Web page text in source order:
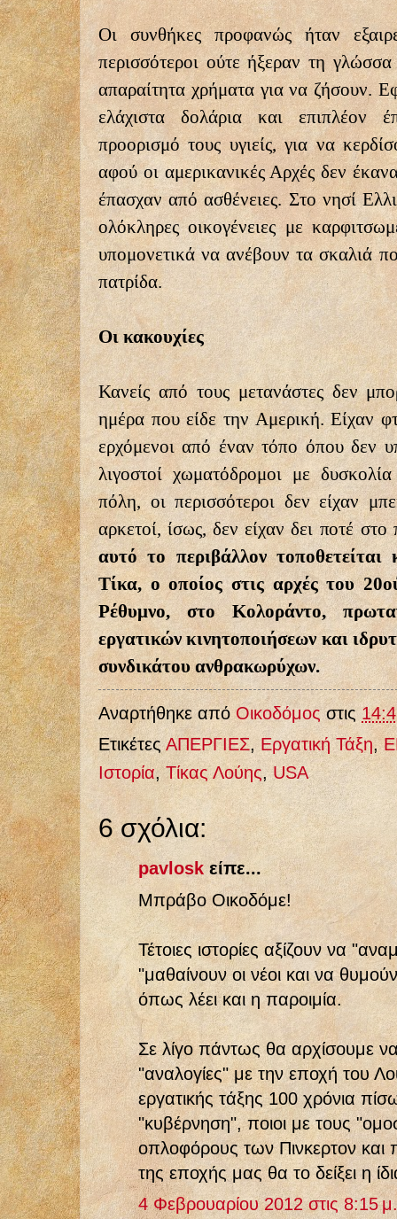
Οι συνθήκες προφανώς ήταν
περισσότεροι ούτε ήξεραν τη
απαραίτητα χρήματα για να ζήσουν.
ελάχιστα δολάρια και επιπλέον
προορισμό τους υγιείς, για να
αφού οι αμερικανικές Αρχές δεν
έπασχαν από ασθένειες. Στο νησί
ολόκληρες οικογένειες με
υπομονετικά να ανέβουν τα σκαλιά
πατρίδα.
Οι κακουχίες
Κανείς από τους μετανάστες δεν
ημέρα που είδε την Αμερική. Είχαν
ερχόμενοι από έναν τόπο όπου δεν
λιγοστοί χωματόδρομοι με
πόλη, οι περισσότεροι δεν είχαν
αρκετοί, ίσως, δεν είχαν δει ποτέ
αυτό το περιβάλλον
Τίκα, ο οποίος στις αρχές του
Ρέθυμνο, στο Κολοράντο,
εργατικών κινητοποιήσεων και
συνδικάτου ανθρακωρύχων.
Αναρτήθηκε από Οικοδόμος στις
ΕτικέτεςΑΠΕΡΓΙΕΣ,Εργατική Τάξη,
Ιστορία,Τίκας Λούης,USA
6 σχόλια:
pavlosk είπε...
Μπράβο Οικοδόμε!
Τέτοιες ιστορίες αξίζουν να
"μαθαίνουν οι νέοι και να
όπως λέει και η παροιμία.
Σε λίγο πάντως θα αρχίσουμε
"αναλογίες" με την εποχή του
εργατικής τάξης 100 χρόνια
"κυβέρνηση", ποιοι με τους
οπλοφόρους των Πινκερτον και
της εποχής μας θα το δείξει η
4 Φεβρουαρίου 2012 στις 8:15